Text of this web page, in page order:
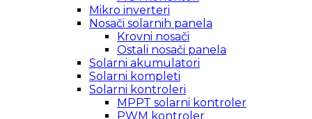
Mikro inverteri
Nosači solarnih panela
Krovni nosači
Ostali nosači panela
Solarni akumulatori
Solarni kompleti
Solarni kontroleri
MPPT solarni kontroler
PWM kontroler